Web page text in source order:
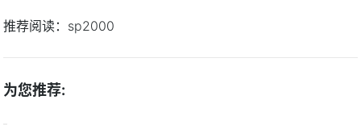
推荐阅读： sp2000
为您推荐: